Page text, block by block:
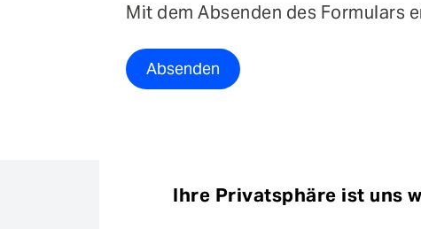
Mit dem Absenden des Formulars
Absenden
Ihre Privatsphäre ist uns